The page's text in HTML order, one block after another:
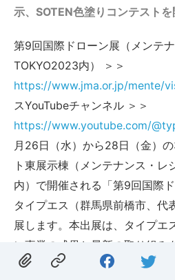
示、SOTEN色塗りコンテストを
第9回国際ドローン展（メンテ
TOKYO2023内） ＞＞
https://www.jma.or.jp/mente/
スYouTubeチャンネル ＞＞
https://www.youtube.com/
月26日（水）から28日（金）
ト東展示棟（メンテナンス・
内）で開催される「第9回国際
タイプエス（群馬県前橋市、代
展します。本出展は、タイプエ
ン事業の成果と最新の取り組み
す。タイプエスが現場で実証を